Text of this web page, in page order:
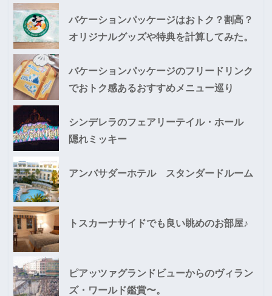
バケーションパッケージはおトク？割高？
オリジナルグッズや特典を計算してみた。
バケーションパッケージのフリードリンク
でおトク感あるおすすめメニュー巡り
シンデレラのフェアリーテイル・ホール
隠れミッキー
アンバサダーホテル スタンダードルーム
トスカーナサイドでも良い眺めのお部屋♪
ピアッツァグランドビューからのヴィラン
ズ・ワールド鑑賞〜。